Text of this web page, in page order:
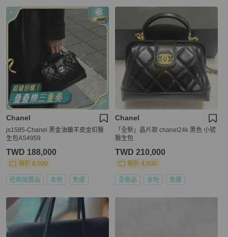
Chanel
js1585-Chanel 黑金油蠟羊皮金扣醫
生包AS4959
TWD 188,000
現折 8,000
近新閒置品 本地 免運
Chanel
「全新」晶片款 chanel24k 黑色 小號
醫生包
TWD 210,000
現折 4,500
全新品 本地 免運